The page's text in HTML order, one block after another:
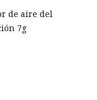
de aire del
7g